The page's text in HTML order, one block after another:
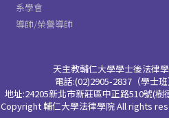
系學會
導師/榮譽導師
天主教輔仁大學學士後法律
電話:(02)2905-2837（學士班
地址:24205新北市新莊區中正路510號(樹
Copyright 輔仁大學法律學院 All rights